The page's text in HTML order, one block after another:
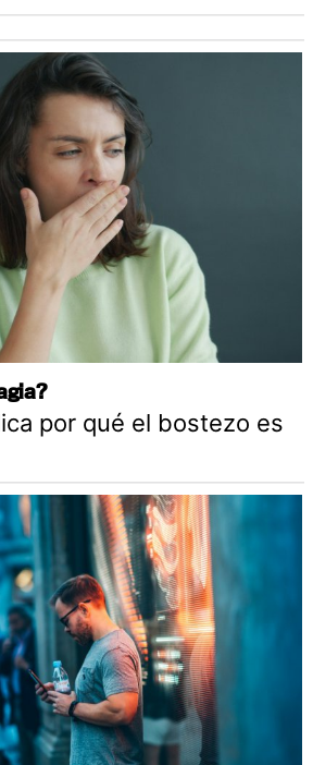
por qué el bostezo es